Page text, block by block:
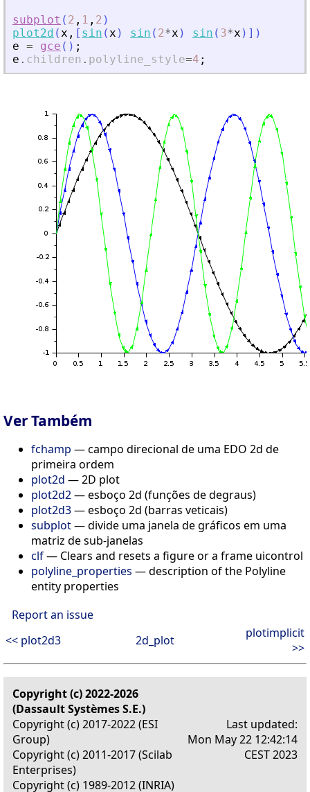
subplot ( 2 , 1 , 2 )
plot2d (x , [ sin (x ) sin ( 2*x ) sin ( 3*x ) ] )
e = gce ( ) ;
e . children . polyline_style=4 ;
Ver Também
fchamp — campo direcional de uma EDO 2d de
primeira ordem
plot2d — 2D plot
plot2d2— esboço 2d (funções de degraus)
plot2d3— esboço 2d (barras veticais)
subplot— divide uma janela de gráficos em uma
matriz de sub-janelas
clf— Clears and resets a figure or a frame uicontrol
polyline_properties — description of the Polyline
entity properties
Report an issue
<< plot2d3
2d_plot
plotimplicit
>>
Copyright (c) 2022-2026
(Dassault Systèmes S.E.)
Copyright (c) 2017-2022 (ESI
Group)
Copyright (c) 2011-2017 (Scilab
Enterprises)
Copyright (c) 1989-2012 (INRIA)
Last updated:
Mon May 22 12:42:14
CEST 2023